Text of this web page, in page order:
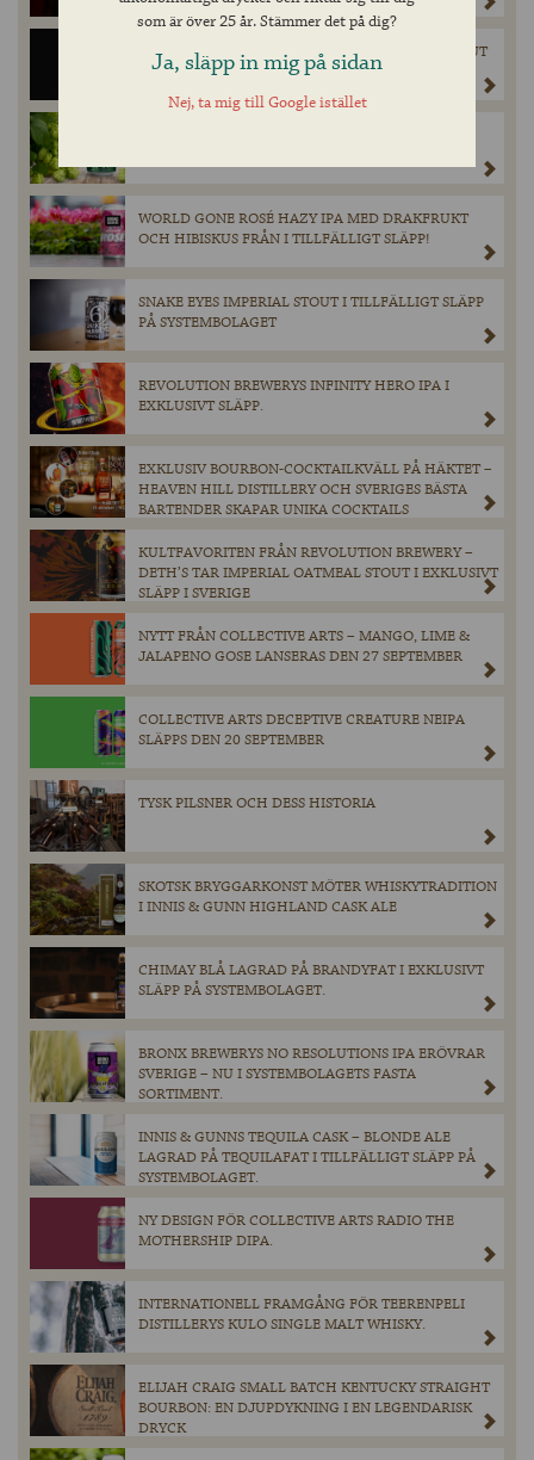
VANISHING POINT 08 – EXKLUSIV IMPERIAL STOUT
LAGRAD PÅ FAT FRÅN THE GLENLIVET.
WORLD GONE ROSÉ HAZY IPA MED DRAKFRUKT
OCH HIBISKUS FRÅN I TILLFÄLLIGT SLÄPP!
SNAKE EYES IMPERIAL STOUT I TILLFÄLLIGT SLÄPP
PÅ SYSTEMBOLAGET
REVOLUTION BREWERYS INFINITY HERO IPA I
EXKLUSIVT SLÄPP.
EXKLUSIV BOURBON-COCKTAILKVÄLL PÅ HÄKTET –
HEAVEN HILL DISTILLERY OCH SVERIGES BÄSTA
BARTENDER SKAPAR UNIKA COCKTAILS
KULTFAVORITEN FRÅN REVOLUTION BREWERY –
DETH’S TAR IMPERIAL OATMEAL STOUT I EXKLUSIVT
SLÄPP I SVERIGE
NYTT FRÅN COLLECTIVE ARTS – MANGO, LIME &
JALAPENO GOSE LANSERAS DEN 27 SEPTEMBER
COLLECTIVE ARTS DECEPTIVE CREATURE NEIPA
SLÄPPS DEN 20 SEPTEMBER
TYSK PILSNER OCH DESS HISTORIA
SKOTSK BRYGGARKONST MÖTER WHISKYTRADITION
I INNIS & GUNN HIGHLAND CASK ALE
CHIMAY BLÅ LAGRAD PÅ BRANDYFAT I EXKLUSIVT
SLÄPP PÅ SYSTEMBOLAGET.
BRONX BREWERYS NO RESOLUTIONS IPA ERÖVRAR
SVERIGE – NU I SYSTEMBOLAGETS FASTA
SORTIMENT.
INNIS & GUNNS TEQUILA CASK – BLONDE ALE
LAGRAD PÅ TEQUILAFAT I TILLFÄLLIGT SLÄPP PÅ
SYSTEMBOLAGET.
NY DESIGN FÖR COLLECTIVE ARTS RADIO THE
MOTHERSHIP DIPA.
INTERNATIONELL FRAMGÅNG FÖR TEERENPELI
DISTILLERYS KULO SINGLE MALT WHISKY.
ELIJAH CRAIG SMALL BATCH KENTUCKY STRAIGHT
BOURBON: EN DJUPDYKNING I EN LEGENDARISK
DRYCK
som är över 25 år. Stämmer det på dig?
Ja, släpp in mig på sidan
Nej, ta mig till Google istället